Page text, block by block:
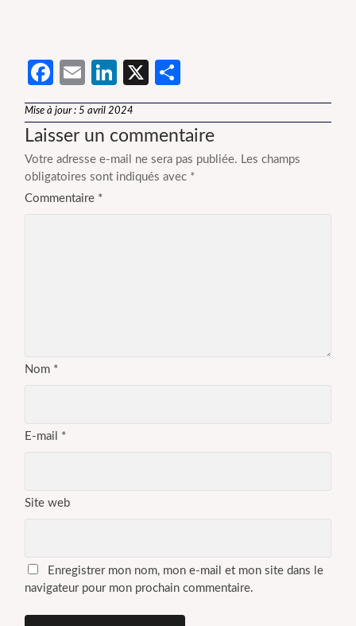
Facebook
EmailLinkedIn
X
Mise à jour : 5 avril 2024
Laisser un commentaire
Votre adresse e-mail ne sera pas publiée. Les champs
obligatoires sont indiqués avec *
Commentaire *
Nom *
E-mail *
Site web
Enregistrer mon nom, mon e-mail et mon site dans le
navigateur pour mon prochain commentaire.